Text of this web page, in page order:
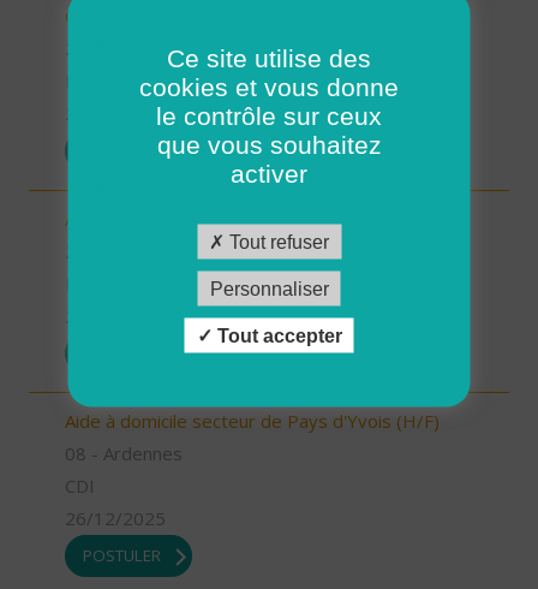
CDD ou CDI (H/F)
29 - Finistère
Possibilité de CDI ou CDD
26/12/2025
POSTULER
Aide à domicile - CDD ou CDI - St Renan (H/F)
Possibilité de CDI ou CDD
Aide à domicile secteur de Pays d'Yvois (H/F)
08 - Ardennes
CDI
26/12/2025
POSTULER
Ce site utilise des
cookies et vous donne
le contrôle sur ceux
que vous souhaitez
activer
Tout refuser
Personnaliser
Tout accepter